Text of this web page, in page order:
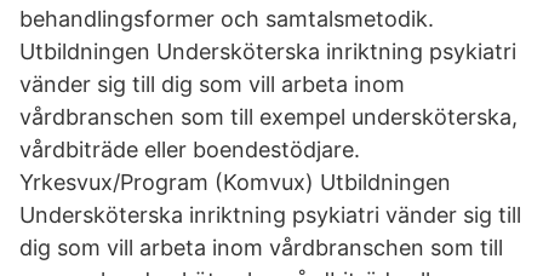
behandlingsformer och samtalsmetodik.
Utbildningen Undersköterska inriktning psykiatri
vänder sig till dig som vill arbeta inom
vårdbranschen som till exempel undersköterska,
vårdbiträde eller boendestödjare.
Yrkesvux/Program (Komvux) Utbildningen
Undersköterska inriktning psykiatri vänder sig till
dig som vill arbeta inom vårdbranschen som till